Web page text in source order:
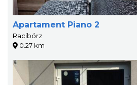
Apartament Piano 2
Racibórz
0.27 km